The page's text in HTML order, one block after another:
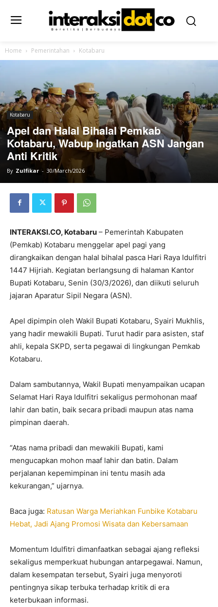
Home Pemerintahan Kotabaru
Kotabaru
Apel dan Halal Bihalal Pemkab
Kotabaru, Wabup Ingatkan ASN Jangan
Anti Kritik
By Zulfikar - 30/March/2026
INTERAKSI.CO, Kotabaru – Pemerintah Kabupaten
(Pemkab) Kotabaru menggelar apel pagi yang
dirangkaikan dengan halal bihalal pasca Hari Raya Idulfitri
1447 Hijriah. Kegiatan berlangsung di halaman Kantor
Bupati Kotabaru, Senin (30/3/2026), dan diikuti seluruh
jajaran Aparatur Sipil Negara (ASN).
Apel dipimpin oleh Wakil Bupati Kotabaru, Syairi Mukhlis,
yang hadir mewakili Bupati. Turut hadir para asisten, staf
ahli, kepala SKPD, serta pegawai di lingkungan Pemkab
Kotabaru.
Dalam sambutannya, Wakil Bupati menyampaikan ucapan
Selamat Hari Raya Idulfitri sekaligus permohonan maaf
lahir dan batin, baik secara pribadi maupun atas nama
pimpinan daerah.
“Atas nama pribadi dan mewakili Bupati, kami
mengucapkan mohon maaf lahir dan batin. Dalam
perjalanan kepemimpinan ini tentu masih ada
kekurangan,” ujarnya.
Baca juga: Ratusan Warga Meriahkan Funbike Kotabaru
Hebat, Jadi Ajang Promosi Wisata dan Kebersamaan
Momentum Idulfitri dimanfaatkan sebagai ajang refleksi
sekaligus memperkuat hubungan antarpegawai. Namun,
dalam kesempatan tersebut, Syairi juga menyoroti
pentingnya sikap terbuka terhadap kritik di era
keterbukaan informasi.